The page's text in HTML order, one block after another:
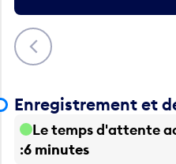
Précédent
Enregistrement et
Le temps d'attente
6 minutes